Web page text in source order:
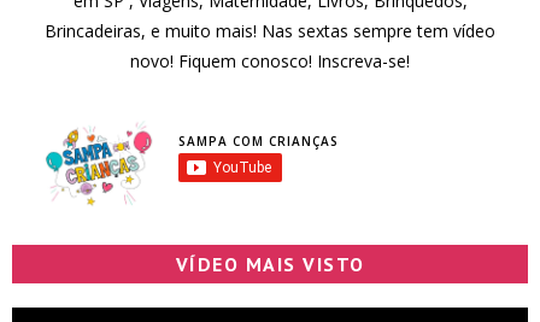
Brincadeiras, e muito mais! Nas sextas sempre tem vídeo
novo! Fiquem conosco! Inscreva-se!
SAMPA COM CRIANÇAS
VÍDEO MAIS VISTO